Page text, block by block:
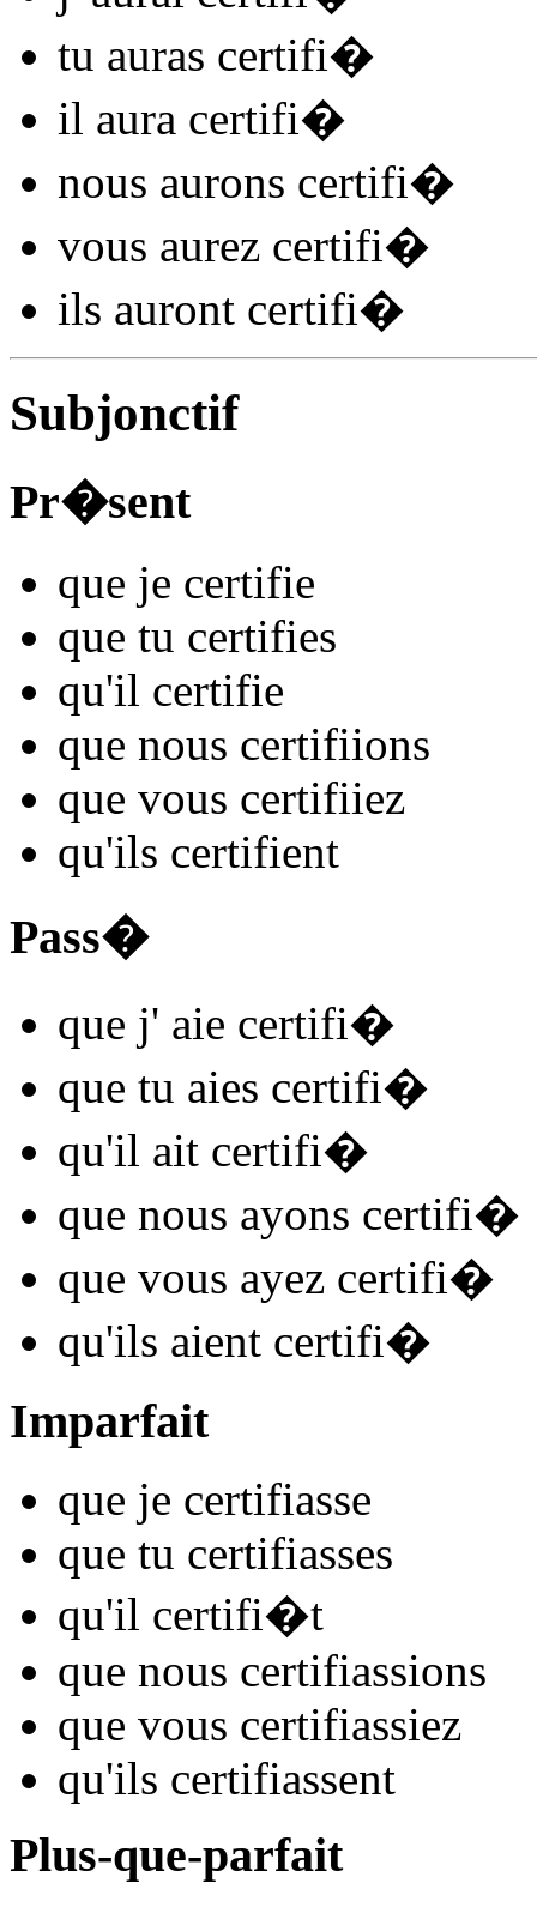
tu auras certifi�
il aura certifi�
nous aurons certifi�
vous aurez certifi�
ils auront certifi�
Subjonctif
Pr�sent
que je certifie
que tu certifies
qu'il certifie
que nous certifiions
que vous certifiiez
qu'ils certifient
Pass�
que j' aie certifi�
que tu aies certifi�
qu'il ait certifi�
que nous ayons certifi�
que vous ayez certifi�
qu'ils aient certifi�
Imparfait
que je certifiasse
que tu certifiasses
qu'il certifi�t
que nous certifiassions
que vous certifiassiez
qu'ils certifiassent
Plus-que-parfait